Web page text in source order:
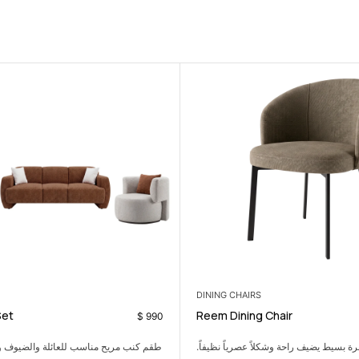
LIVING ROOM
Camilia Sofa Set
مناسب للعائلة والضيوف والاسترخاء اليومي.
449
طقم غرفة نوم هادئ يمنح